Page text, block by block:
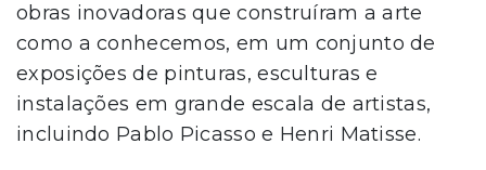
obras inovadoras que construíram a arte
como a conhecemos, em um conjunto de
exposições de pinturas, esculturas e
instalações em grande escala de artistas,
incluindo Pablo Picasso e Henri Matisse.